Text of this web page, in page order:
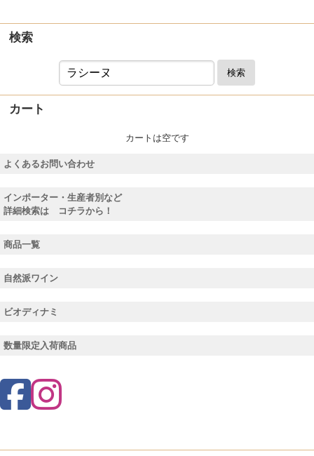
検索
検索
カート
カートは空です
よくあるお問い合わせ
インポーター・生産者別など
詳細検索は コチラから！
商品一覧
自然派ワイン
ビオディナミ
数量限定入荷商品